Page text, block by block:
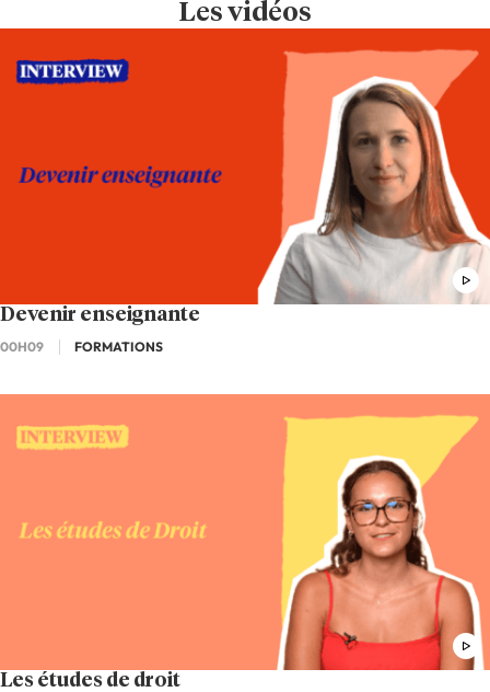
Les vidéos
Devenir enseignante
00H09 FORMATIONS
Les études de droit